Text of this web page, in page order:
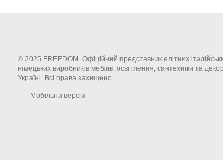
© 2025 FREEDOM. Офіційний представник елітних
німецьких виробників меблів, освітлення, сантехніки та
Україні. Всі права захищено.
Мобільна версія